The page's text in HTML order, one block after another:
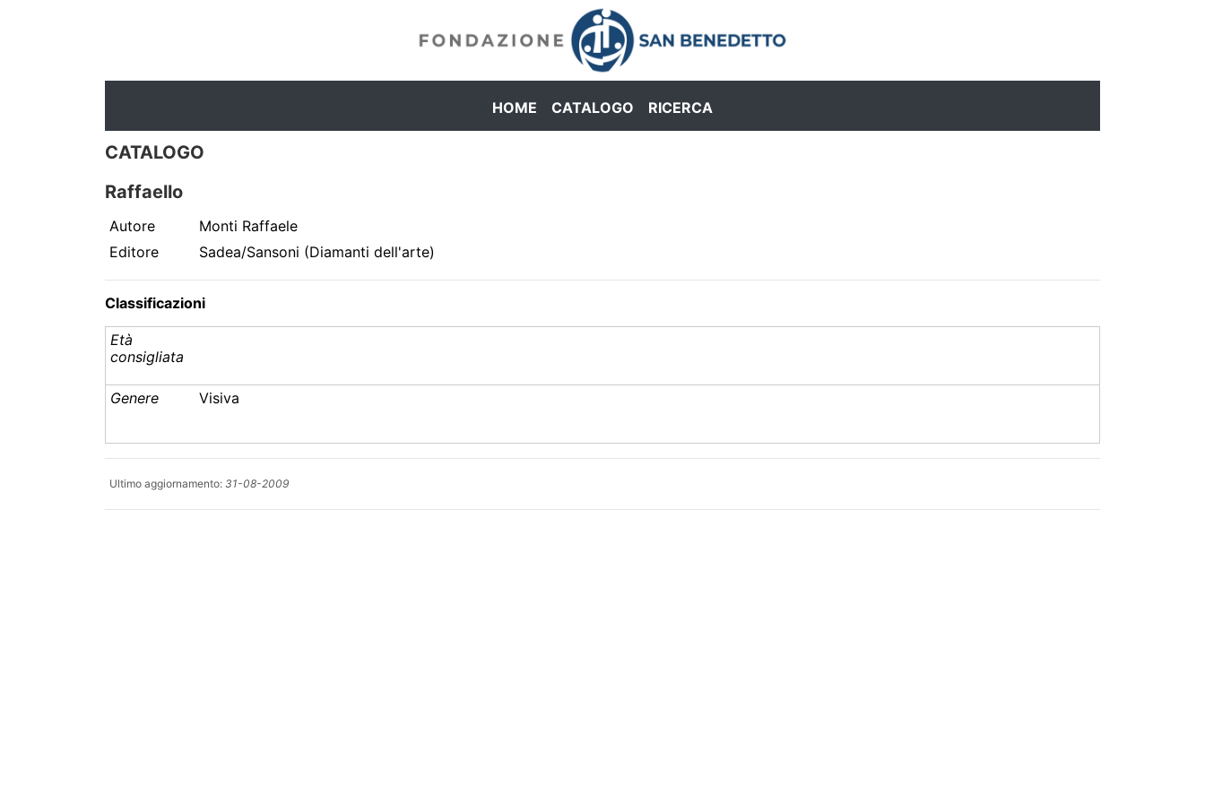
HOME CATALOGO RICERCA
CATALOGO
Raffaello
Autore
Monti Raffaele
Editore
Sadea/Sansoni (Diamanti dell'arte)
Classificazioni
Età
consigliata
Genere Visiva
Ultimo aggiornamento: 31-08-2009